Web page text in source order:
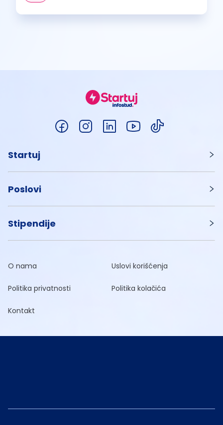
Startuj
Poslovi
Stipendije
O nama Uslovi korišćenja
Politika privatnosti Politika kolačića
Kontakt